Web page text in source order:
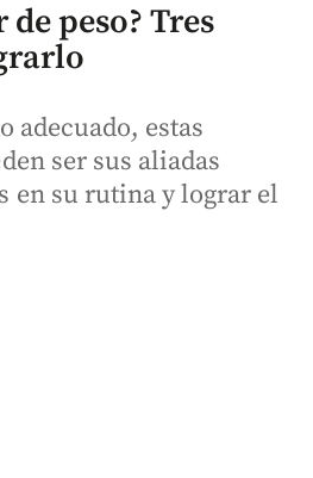
peso? Tres
adecuado, estas
ser sus aliadas
en su rutina y lograr el